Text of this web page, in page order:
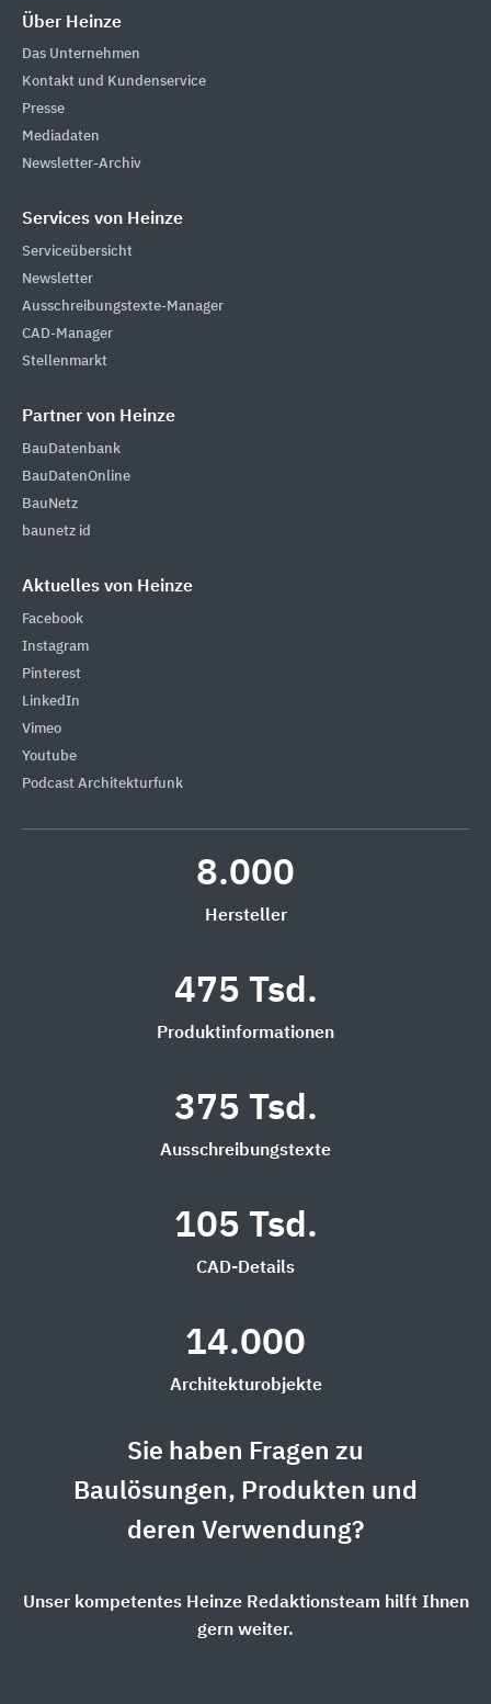
Über Heinze
Das Unternehmen
Kontakt und Kundenservice
Presse
Mediadaten
Newsletter-Archiv
Services von Heinze
Serviceübersicht
Newsletter
Ausschreibungstexte-Manager
CAD-Manager
Stellenmarkt
Partner von Heinze
BauDatenbank
BauDatenOnline
BauNetz
baunetz id
Aktuelles von Heinze
Facebook
Instagram
Pinterest
LinkedIn
Vimeo
Youtube
Podcast Architekturfunk
8.000
Hersteller
475 Tsd.
Produktinformationen
375 Tsd.
Ausschreibungstexte
105 Tsd.
CAD-Details
14.000
Architekturobjekte
Sie haben Fragen zu
Baulösungen, Produkten und
deren Verwendung?
Unser kompetentes Heinze Redaktionsteam hilft Ihnen
gern weiter.